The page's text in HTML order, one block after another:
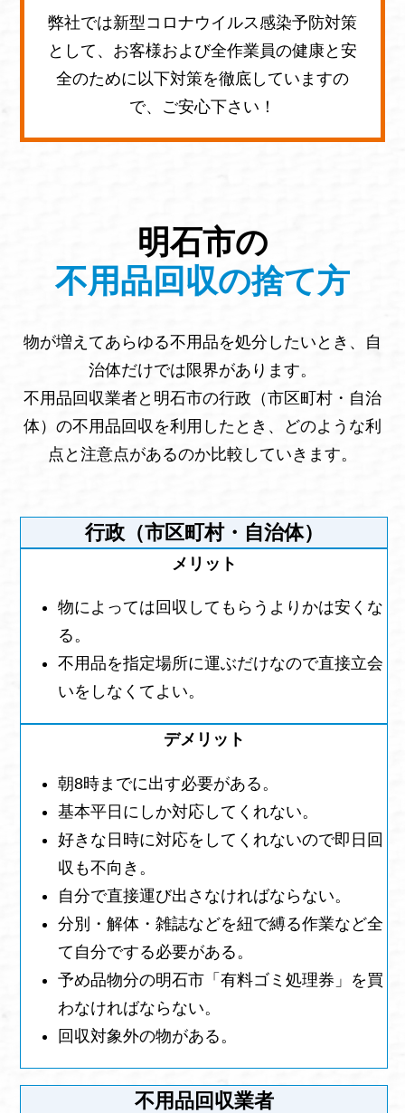
弊社では新型コロナウイルス感染予防対策
として、お客様および全作業員の健康と安
全のために以下対策を徹底していますの
で、ご安心下さい！
明石市の
不用品回収の捨て方
物が増えてあらゆる不用品を処分したいとき、自
治体だけでは限界があります。
不用品回収業者と明石市の行政（市区町村・自治
体）の不用品回収を利用したとき、どのような利
点と注意点があるのか比較していきます。
行政（市区町村・自治体）
物によっては回収してもらうよりかは安くな
る。
不用品を指定場所に運ぶだけなので直接立会
いをしなくてよい。
朝8時までに出す必要がある。
基本平日にしか対応してくれない。
好きな日時に対応をしてくれないので即日回
収も不向き。
自分で直接運び出さなければならない。
分別・解体・雑誌などを紐で縛る作業など全
て自分でする必要がある。
予め品物分の明石市「有料ゴミ処理券」を買
わなければならない。
回収対象外の物がある。
不用品回収業者